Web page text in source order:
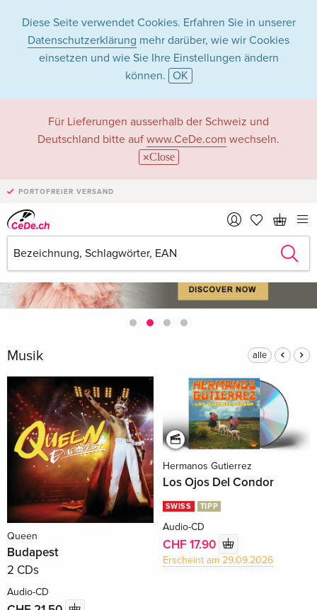
Diese Seite verwendet Cookies. Erfahren Sie in unserer
Datenschutzerklärung mehr darüber, wie wir Cookies
einsetzen und wie Sie Ihre Einstellungen ändern
können. OK
Für Lieferungen ausserhalb der Schweiz und
Deutschland bitte auf www.CeDe.com wechseln.
Close
PORTOFREIER VERSAND
Musik, Filme, Games, Bücher und mehr
Musik alle
Queen
Budapest
2 CDs
Audio-CD
Hermanos Gutierrez
Los Ojos Del Condor
SWISS TIPP
Audio-CD
CHF 17.90
Erscheint am 29.09.2026